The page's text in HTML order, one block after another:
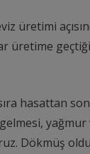
üretimi
üretime
hasattan
Dökmüş